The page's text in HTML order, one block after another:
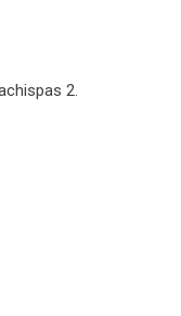
2.